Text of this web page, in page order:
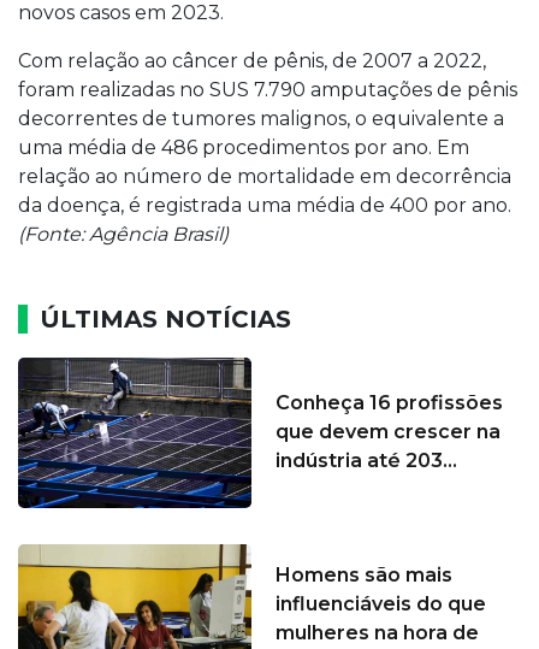
novos casos em 2023.
Com relação ao câncer de pênis, de 2007 a 2022,
foram realizadas no SUS 7.790 amputações de pênis
decorrentes de tumores malignos, o equivalente a
uma média de 486 procedimentos por ano. Em
relação ao número de mortalidade em decorrência
da doença, é registrada uma média de 400 por ano.
(Fonte: Agência Brasil)
ÚLTIMAS NOTÍCIAS
Conheça 16 profissões
que devem crescer na
indústria até 203...
Homens são mais
influenciáveis do que
mulheres na hora de